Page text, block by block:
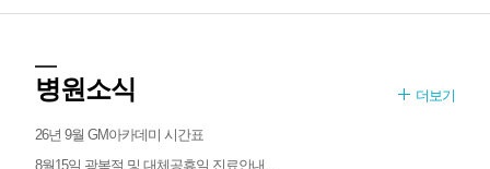
병원소식 더보기
26년 9월 GM아카데미 시간표
8월15일 광복절 및 대체공휴일 진료안내...